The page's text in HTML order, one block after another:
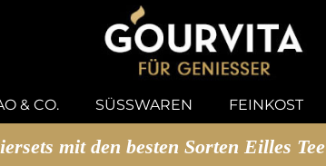
& CO. SÜSSWAREN FEINKOST
mit den besten Sorten Eilles Tee